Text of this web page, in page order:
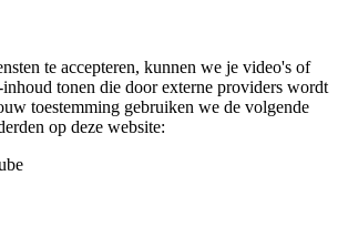
te accepteren, kunnen we je video's of
inhoud tonen die door externe providers wordt
toestemming gebruiken we de volgende
op deze website: